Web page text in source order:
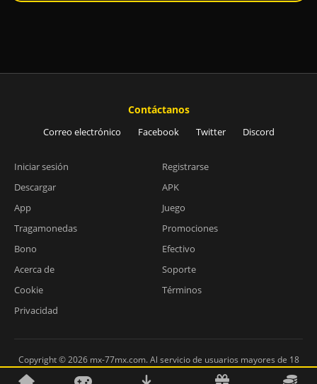
Contáctanos
Correo electrónico Facebook Twitter Discord
Iniciar sesión
Registrarse
Descargar
APK
App
Juego
Tragamonedas
Promociones
Bono
Efectivo
Acerca de
Soporte
Cookie
Términos
Privacidad
Copyright © 2026 mx-77mx.com. Al servicio de usuarios mayores de 18
años en México.